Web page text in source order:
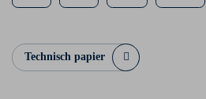
Technisch papier